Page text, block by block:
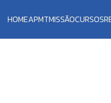
HOMEAPMTMISSÃOCURSOS